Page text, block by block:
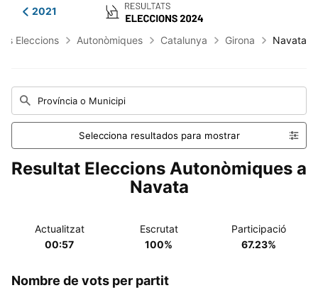
2021
Eleccions Autonòmiques Catalunya Girona Navata
Província o Municipi
Selecciona resultados para mostrar
Resultat Eleccions Autonòmiques a
Navata
Actualitzat
00:57
Escrutat
100%
Participació
67.23%
Nombre de vots per partit